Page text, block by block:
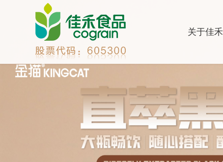
关于佳禾